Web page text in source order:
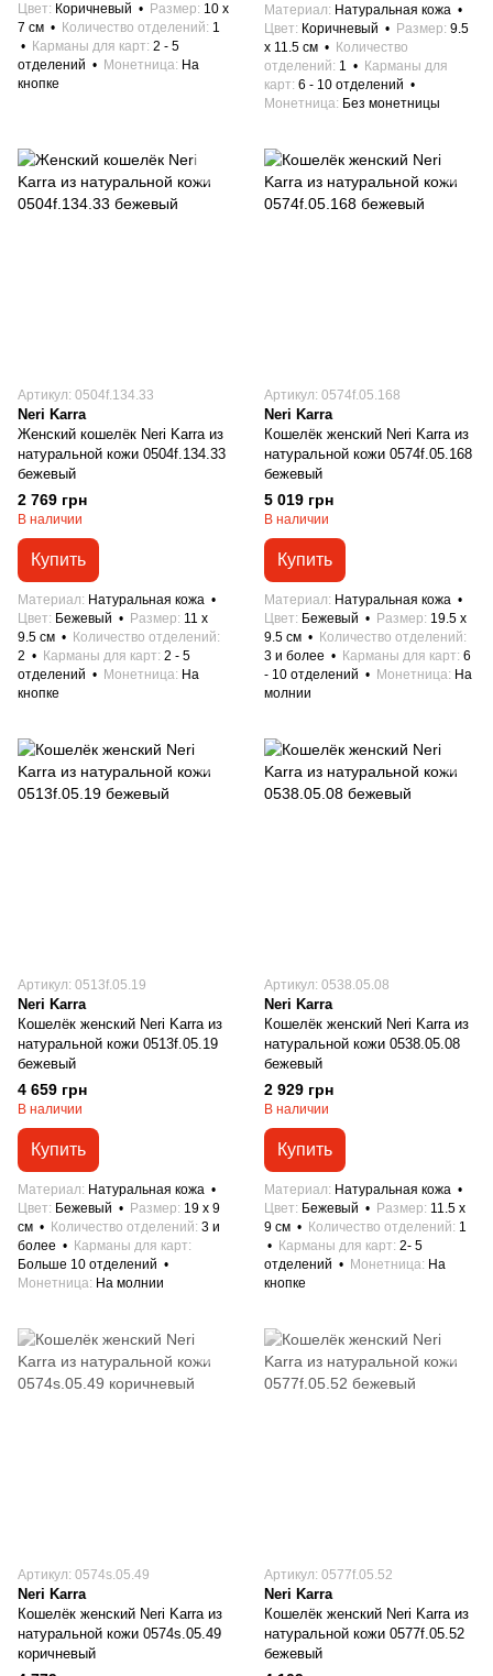
Цвет
Коричневый Размер 10 x
7 см
Количество отделений 1
Карманы для карт 2 - 5
отделений
Монетница На
кнопке
Материал
Натуральная кожа
Цвет
Коричневый Размер 9.5
x 11.5 см
Количество
отделений 1
Карманы для
карт 6 - 10 отделений
Монетница Без монетницы
Артикул: 0504f.134.33
Neri Karra
Женский кошелёк Neri Karra из
натуральной кожи 0504f.134.33
бежевый
2 769 грн
В наличии
Купить
Материал
Натуральная кожа
Цвет
Бежевый Размер 11 x
9.5 см
Количество отделений
2
Карманы для карт 2 - 5
отделений
Монетница На
кнопке
Артикул: 0574f.05.168
Neri Karra
Кошелёк женский Neri Karra из
натуральной кожи 0574f.05.168
бежевый
5 019 грн
В наличии
Купить
Материал
Натуральная кожа
Цвет
Бежевый Размер 19.5 x
9.5 см
Количество отделений
3 и более
Карманы для карт 6
- 10 отделений
Монетница На
молнии
Артикул: 0513f.05.19
Neri Karra
Кошелёк женский Neri Karra из
натуральной кожи 0513f.05.19
бежевый
4 659 грн
В наличии
Купить
Материал
Натуральная кожа
Цвет
Бежевый Размер 19 x 9
см
Количество отделений 3 и
более
Карманы для карт
Больше 10 отделений
Монетница На молнии
Артикул: 0538.05.08
Neri Karra
Кошелёк женский Neri Karra из
натуральной кожи 0538.05.08
бежевый
2 929 грн
В наличии
Купить
Материал
Натуральная кожа
Цвет
Бежевый Размер 11.5 x
9 см
Количество отделений 1
Карманы для карт 2- 5
отделений
Монетница На
кнопке
Артикул: 0574s.05.49
Neri Karra
Кошелёк женский Neri Karra из
натуральной кожи 0574s.05.49
коричневый
Артикул: 0577f.05.52
Neri Karra
Кошелёк женский Neri Karra из
натуральной кожи 0577f.05.52
бежевый